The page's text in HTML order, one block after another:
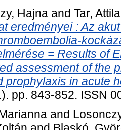
Hajna and Tar, Attila
eredményei : Az
= Results of
assessment of the
prophylaxis in acute
pp. 843-852. ISSN
and